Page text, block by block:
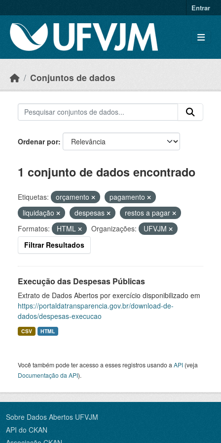
Entrar
Conjuntos de dados
Ordenar por
1 conjunto de dados encontrado
Etiquetas: orçamento
pagamento
liquidação
despesas
restos a pagar
Formatos:
HTML Organizações:
UFVJM
Filtrar Resultados
Execução das Despesas Públicas
Extrato de Dados Abertos por exercício disponibilizado em
https://portaldatransparencia.gov.br/download-de-
dados/despesas-execucao
CSV HTML
Você também pode ter acesso a esses registros usando a API (veja
Documentação da API).
Sobre Dados Abertos UFVJM
API do CKAN